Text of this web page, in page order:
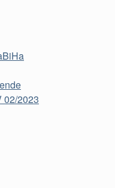
02/2023